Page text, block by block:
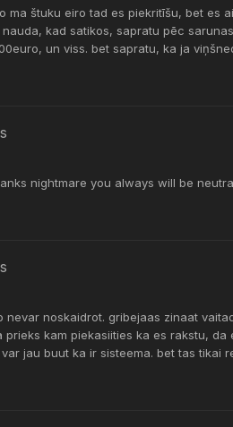
ma štuku eiro tad es piekritīšu, bet es
kad satikos, sapratu pēc
un viss. bet sapratu, ka ja
nightmare you always will be
noskaidrot. gribejaas zinaat
kam piekasiities ka es rakstu, da
jau buut ka ir sisteema. bet tas tikai